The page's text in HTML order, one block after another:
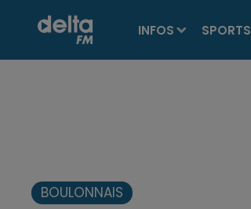
INFOS SPORTS
BOULONNAIS